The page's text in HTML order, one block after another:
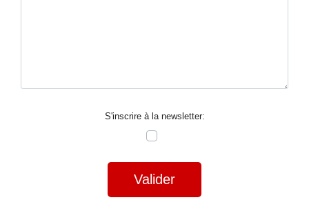
S'inscrire à la newsletter:
Valider